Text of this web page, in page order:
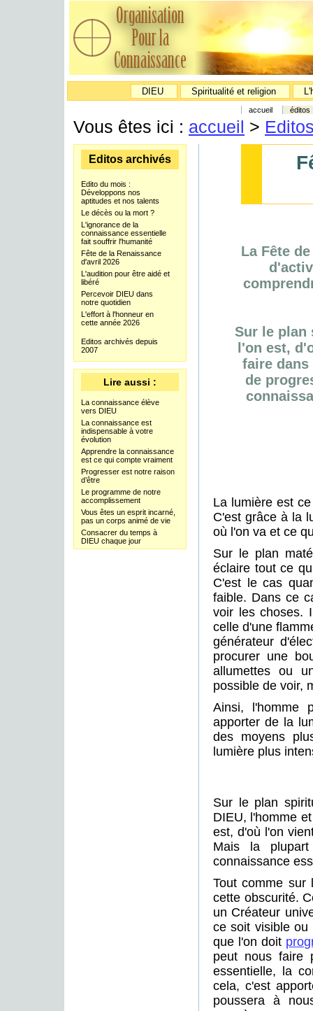
DIEU Spiritualité et religion
accueil éditos
Vous êtes ici : accueil >
La Fête
Sur le plan
l'on est,
faire
de
La lumière est
C'est grâce à la
où l'on va et ce
Sur le plan
éclaire tout ce
C'est le cas
faible. Dans ce
voir les choses.
celle d'une
générateur
procurer une
allumettes ou
possible de voir,
Ainsi, l'homme
apporter de la
des moyens
lumière plus
Sur le plan
DIEU, l'homme
est, d'où l'on
Mais la
connaissance
Tout comme sur
cette obscurité.
un Créateur
ce soit visible ou
que l'on doit
peut nous faire
essentielle, la
cela, c'est
poussera à
Editos archivés
Edito du mois :
Développons nos
aptitudes et nos talents
Le décès ou la mort ?
L'ignorance de la
connaissance essentielle
fait souffrir l'humanité
Fête de la Renaissance
d'avril 2026
L'audition pour être aidé et
libéré
Percevoir DIEU dans
notre quotidien
L'effort à l'honneur en
cette année 2026
Editos archivés depuis
2007
Lire aussi :
La connaissance élève
vers DIEU
La connaissance est
indispensable à votre
évolution
Apprendre la connaissance
est ce qui compte vraiment
Progresser est notre raison
d’être
Le programme de notre
accomplissement
Vous êtes un esprit incarné,
pas un corps animé de vie
Consacrer du temps à
DIEU chaque jour